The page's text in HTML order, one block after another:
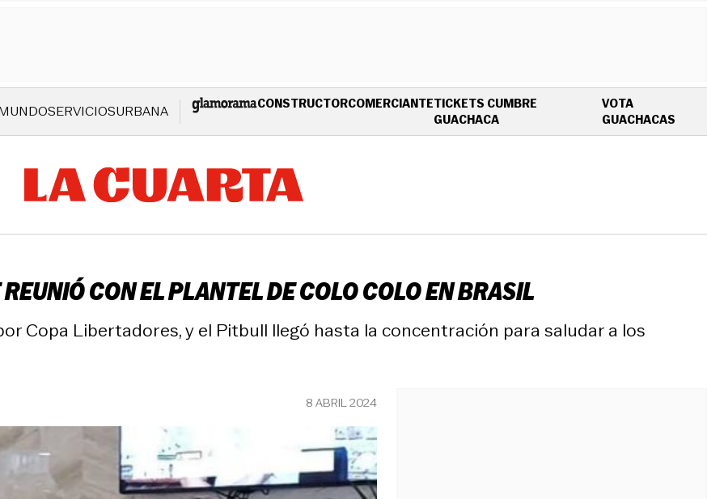
SERVICIOSURBANA CONSTRUCTORCOMERCIANTETICKETS CUMBRE
GUACHACAOPENS IN NEW WINDOW
VOTA
GUACHACAS
CON EL PLANTEL DE COLO COLO EN BRASIL
Copa Libertadores, y el Pitbull llegó hasta la concentración para saludar a los
8 ABRIL 2024